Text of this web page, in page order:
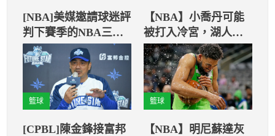
[NBA]美媒邀請球迷評
判下賽季的NBA三巨
頭戰力
【NBA】小喬丹可能
被打入冷宮，湖人主
帥宣布霍華下場先發
籃球
[CPBL]陳金鋒接富邦
籃球
【NBA】明尼蘇達灰